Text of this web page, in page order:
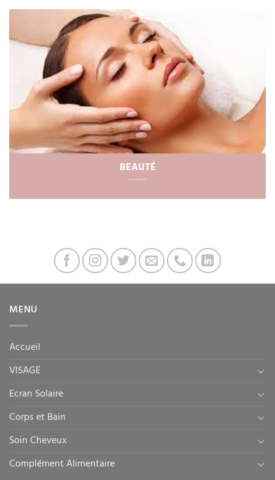
BEAUTÉ
MENU
Accueil
VISAGE
Ecran Solaire
Corps et Bain
Soin Cheveux
Complément Alimentaire